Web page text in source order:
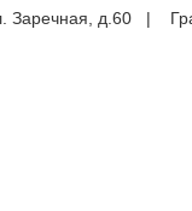
ул. Заречная, д.60